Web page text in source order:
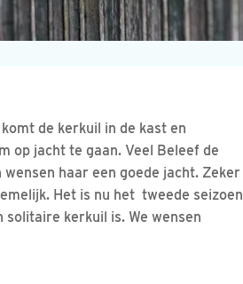
de kerkuil in de kast en
op jacht te gaan. Veel Beleef de
haar een goede jacht. Zeker
Het is nu het tweede seizoen
kerkuil is. We wensen